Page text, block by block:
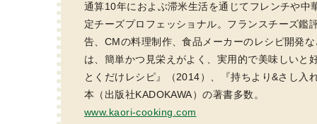
通算10年におよぶ滞米生活を通じてフレンチや
定チーズプロフェッショナル。フランスチーズ鑑
告、CMの料理制作、食品メーカーのレシピ開発
は、簡単かつ見栄えがよく、実用的で美味しい
とくだけレシピ』（2014）、『持ちより&さし
本（出版社KADOKAWA）の著書多数。
www.kaori-cooking.com